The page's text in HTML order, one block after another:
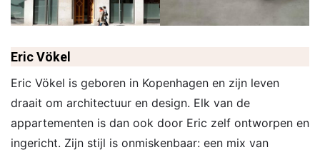
Eric Vökel
Eric Vökel is geboren in Kopenhagen en zijn leven
draait om architectuur en design. Elk van de
appartementen is dan ook door Eric zelf ontworpen en
ingericht. Zijn stijl is onmiskenbaar: een mix van